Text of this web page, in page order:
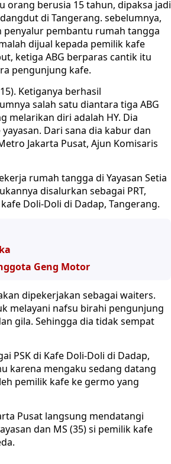
orang berusia 15 tahun, dipaksa jadi
di Tangerang. sebelumnya,
penyalur pembantu rumah tangga
dijual kepada pemilik kafe
ketiga ABG berparas cantik itu
pengunjung kafe.
Ketiganya berhasil
salah satu diantara tiga ABG
melarikan diri adalah HY. Dia
Dari sana dia kabur dan
Jakarta Pusat, Ajun Komisaris
rumah tangga di Yayasan Setia
disalurkan sebagai PRT,
Doli-Doli di Dadap, Tangerang.
Geng Motor
dipekerjakan sebagai waiters.
melayani nafsu birahi pengunjung
gila. Sehingga dia tidak sempat
PSK di Kafe Doli-Doli di Dadap,
karena mengaku sedang datang
pemilik kafe ke germo yang
Pusat langsung mendatangi
dan MS (35) si pemilik kafe